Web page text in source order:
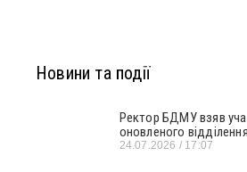
Новини та події
Ректор БДМУ взяв
оновленого
24.07.2026 17:07